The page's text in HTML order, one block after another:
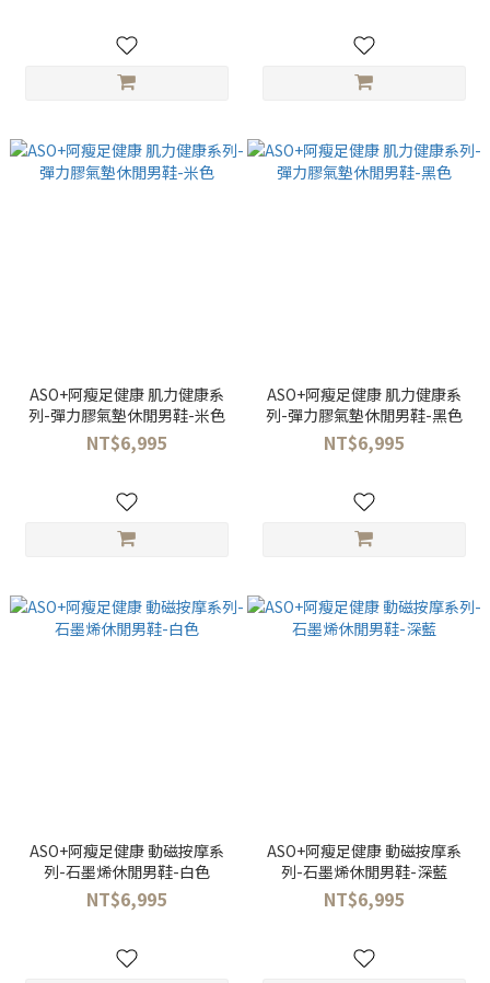
ASO+阿瘦足健康 肌力健康系
列-彈力膠氣墊休閒男鞋-米色
NT$6,995
ASO+阿瘦足健康 肌力健康系
列-彈力膠氣墊休閒男鞋-黑色
NT$6,995
ASO+阿瘦足健康 動磁按摩系
列-石墨烯休閒男鞋-白色
NT$6,995
ASO+阿瘦足健康 動磁按摩系
列-石墨烯休閒男鞋-深藍
NT$6,995